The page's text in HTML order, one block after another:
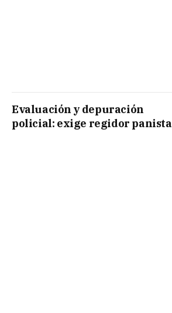
Evaluación y depuración
policial: exige regidor panista